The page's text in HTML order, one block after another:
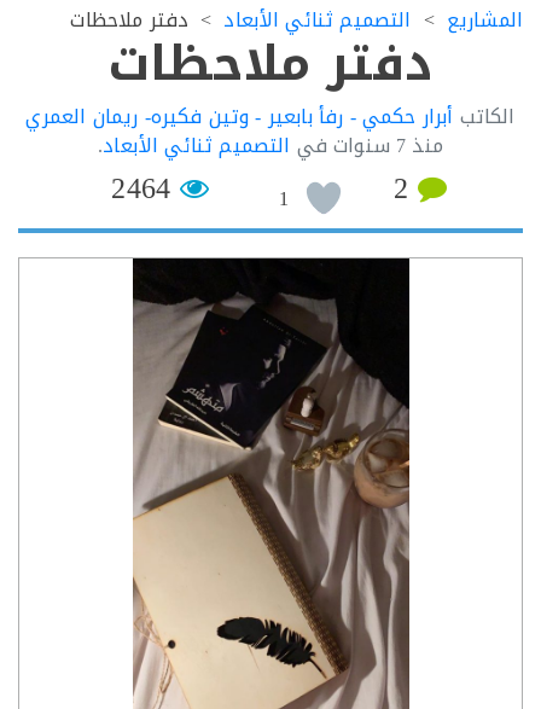
التصميم ثنائي الأبعاد دفتر ملاحظات
دفتر ملاحظات
أبرار حكمي - رفأ بابعير - وتين فكيره- ريمان العمري
فيالتصميم ثنائي الأبعاد.
2
1
2464